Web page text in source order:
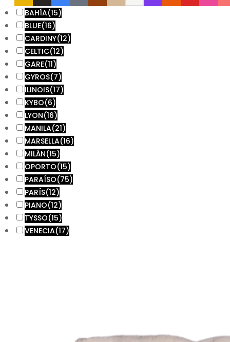
BAHÍA(15)
BLUE(16)
CARDINY(12)
CELTIC(12)
GARE(11)
GYROS(7)
ILINOIS(17)
KYBO(6)
LYON(16)
MANILA(21)
MARSELLA(16)
MILÁN(15)
OPORTO(15)
PARAÍSO(75)
PARÍS(12)
PIANO(12)
TYSSO(15)
VENECIA(17)